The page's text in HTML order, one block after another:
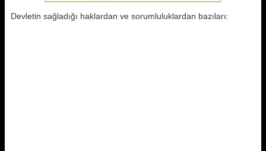
Devletin sağladığı haklardan ve sorumluluklardan bazıları: